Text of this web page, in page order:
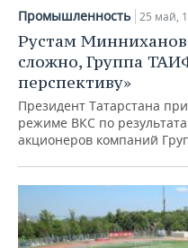
Промышленность 25 май,
Рустам
сложно, Группа
перспективу»
Президент Татарстана
режиме ВКС по
акционеров компаний